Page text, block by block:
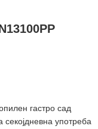
гастро сад
употреба